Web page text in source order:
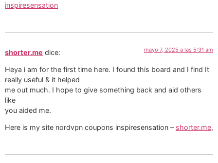
inspiresensation
shorter.me dice: mayo 7, 2025 a las 5:31 am
Heya i am for the first time here. I found this board and I find It
really useful & it helped
me out much. I hope to give something back and aid others
like
you aided me.
Here is my site nordvpn coupons inspiresensation – shorter.me,